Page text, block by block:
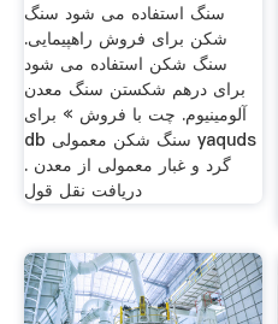
سنگ استفاده می شود سنگ
شکن برای فروش راهپیمایی.
سنگ شکن استفاده می شود
برای درهم شکستن سنگ معدن
آلومینیوم. چت با فروش » برای
db سنگ شکن معمولی yaquds
گرد و غبار معمولی از معدن .
دریافت نقل قول